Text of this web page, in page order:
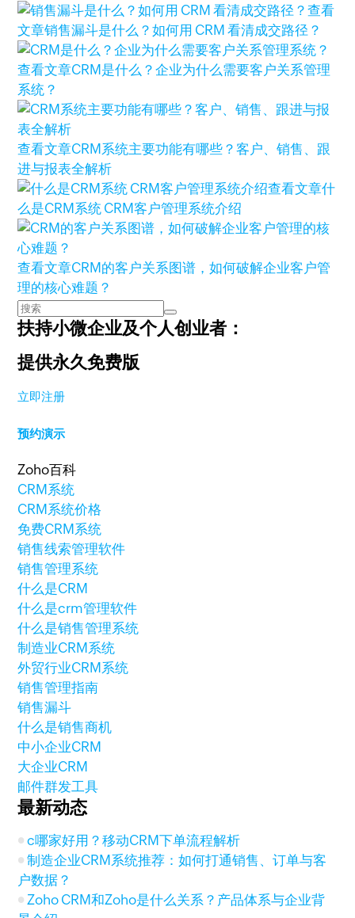
查看
文章销售漏斗是什么？如何用 CRM 看清成交路径？
查看文章CRM是什么？企业为什么需要客户关系管理
系统？
查看文章CRM系统主要功能有哪些？客户、销售、跟
进与报表全解析
查看文章什
么是CRM系统 CRM客户管理系统介绍
查看文章CRM的客户关系图谱，如何破解企业客户管
理的核心难题？
扶持小微企业及个人创业者：
提供永久免费版
立即注册
预约演示
Zoho百科
CRM系统
CRM系统价格
免费CRM系统
销售线索管理软件
销售管理系统
什么是CRM
什么是crm管理软件
什么是销售管理系统
制造业CRM系统
外贸行业CRM系统
销售管理指南
销售漏斗
什么是销售商机
中小企业CRM
大企业CRM
邮件群发工具
最新动态
c哪家好用？移动CRM下单流程解析
制造企业CRM系统推荐：如何打通销售、订单与客
户数据？
Zoho CRM和Zoho是什么关系？产品体系与企业背